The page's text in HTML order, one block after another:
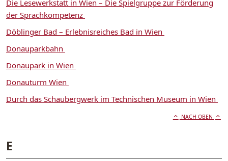
Die Lesewerkstatt in Wien – Die Spielgruppe zur Förderung
der Sprachkompetenz
Döblinger Bad – Erlebnisreiches Bad in Wien
Donauparkbahn
Donaupark in Wien
Donauturm Wien
Durch das Schaubergwerk im Technischen Museum in Wien
NACH OBEN
E